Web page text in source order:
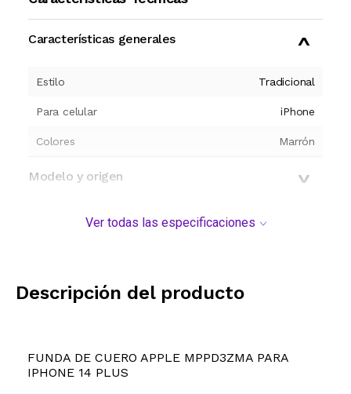
Características generales
Estilo Tradicional
Para celular iPhone
Colores Marrón
Modelo y origen
Ver todas las especificaciones
Descripción del producto
FUNDA DE CUERO APPLE MPPD3ZMA PARA
IPHONE 14 PLUS